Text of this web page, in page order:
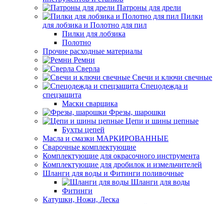
Патроны для дрели
Пилки
для лобзика и Полотно для пил
Пилки для лобзика
Полотно
Прочие расходные материалы
Ремни
Сверла
Свечи и ключи свечные
Спецодежда и
спецзащита
Маски сварщика
Фрезы, шарошки
Цепи и шины цепные
Бухты цепей
Масла и смазки МАРКИРОВАННЫЕ
Сварочные комплектующие
Комплектующие для окрасочного инструмента
Комплектующие для дробилок и измельчителей
Шланги для воды и Фитинги поливочные
Шланги для воды
Фитинги
Катушки, Ножи, Леска